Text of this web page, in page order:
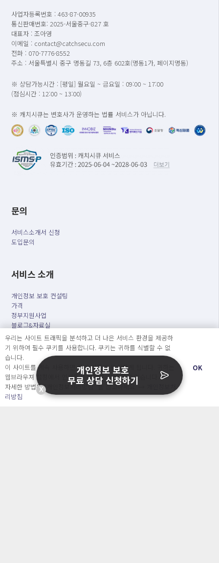
사업자등록번호 : 463-87-00935
통신판매번호: 2025-서울중구-827 호
대표자 : 조아영
이메일 : contact@catchsecu.com
전화 : 070-7776-8552
주소 : 서울특별시 중구 명동길 73, 6층 602호(명동1가, 페이지명동)
※ 상담가능시간 : [평일] 월요일 ~ 금요일 : 09:00 ~ 17:00
(점심시간 : 12:00 ~ 13:00)
※ 캐치시큐는 변호사가 운영하는 법률 서비스가 아닙니다.
문의
서비스소개서 신청
도입문의
서비스 소개
개인정보 보호 컨설팅
가격
정부지원사업
블로그&자료실
자주 묻는 질문
회사소개 & 채용
ENGLISH
日本語
Developers
우리는 사이트 트래픽을 분석하고 더 나은 서비스 환경을 제공하
기 위하여 필수 쿠키를 사용합니다. 쿠키는 귀하를 식별할 수 없
습니다.
이 사이트를 계속 사용하면 쿠키 사용에 동의하게 됩니다. 귀하는
웹브라우져 설정에서 언제든지 쿠키를 삭제 할 수있습니다.
자세한 방법은 “개인정보처리방침” 을 참고하세요. →
리방침
OK
X
개인정보 보호
무료 상담 신청하기